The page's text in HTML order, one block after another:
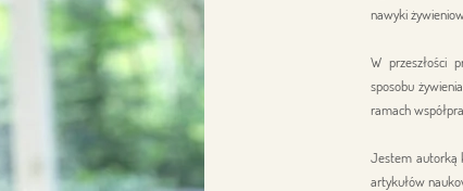
nawyki
W przeszłości
sposobu
ramach
Jestem autorką
artykułów